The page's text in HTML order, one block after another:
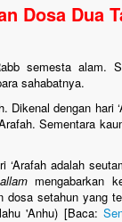
Dosa Dua
semesta alam.
sahabatnya.
Dikenal dengan hari
Sementara
adalah
mengabarkan
setahun yang
'Anhu) [Baca: